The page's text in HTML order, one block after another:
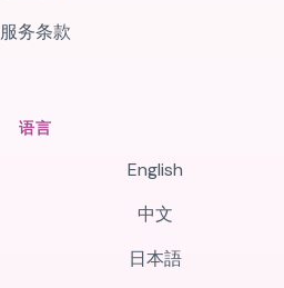
服务条款
语言
English
中文
日本語